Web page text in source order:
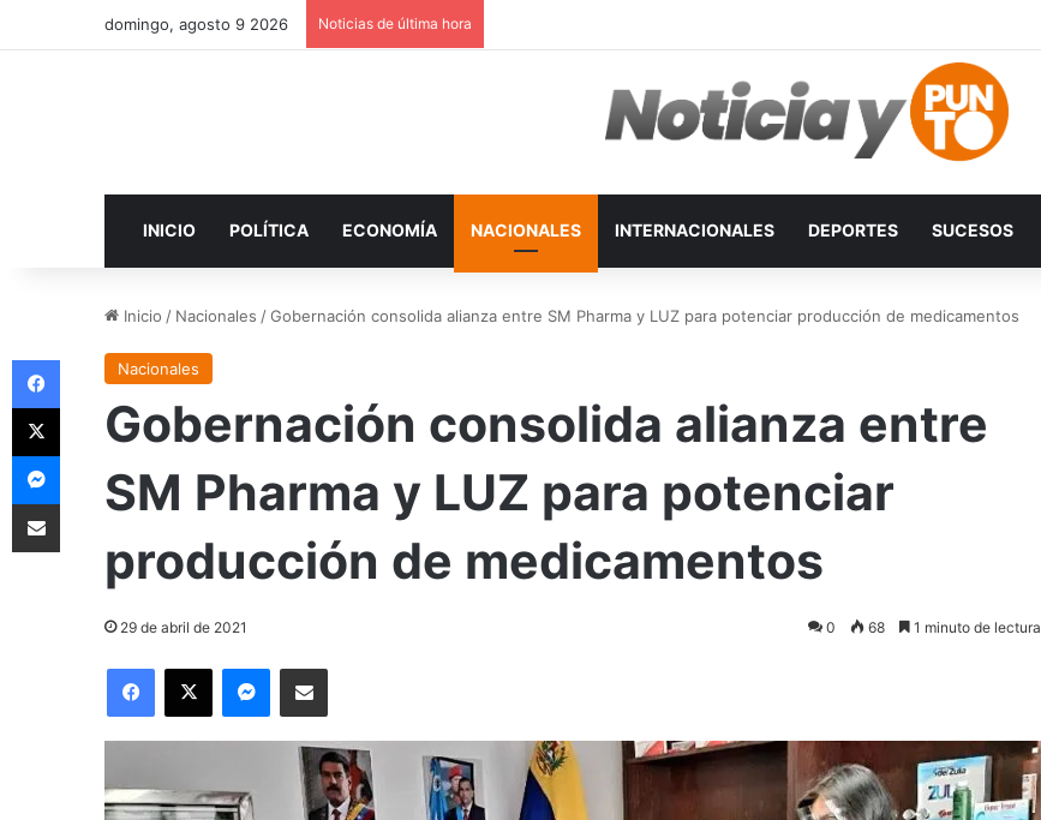
domingo, agosto 9 2026 Noticias de última hora
INICIO POLÍTICA ECONOMÍA NACIONALES INTERNACIONALES DEPORTES SUCESOS
Inicio / Nacionales /Gobernación consolida alianza entre SM Pharma y LUZ para potenciar producción de medicamentos
Nacionales
Gobernación consolida alianza entre
SM Pharma y LUZ para potenciar
producción de medicamentos
29 de abril de 2021 0 68 1 minuto de lectura
Facebook
X MessengerCompartir por correo electrónico
Facebook
X
Messenger
Compartir por correo electrónico